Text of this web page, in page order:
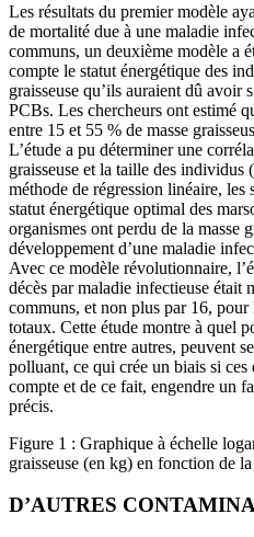
Les résultats du premier modèle
de mortalité due à une maladie
communs, un deuxième modèle a
compte le statut énergétique des
graisseuse qu’ils auraient dû avoir
PCBs. Les chercheurs ont estimé
entre 15 et 55 % de masse
L’étude a pu déterminer une
graisseuse et la taille des
méthode de régression linéaire,
statut énergétique optimal des
organismes ont perdu de la masse
développement d’une maladie
Avec ce modèle révolutionnaire,
décès par maladie infectieuse était
communs, et non plus par 16,
totaux. Cette étude montre à quel
énergétique entre autres, peuvent
polluant, ce qui crée un biais si ces
compte et de ce fait, engendre un
précis.
Figure 1 : Graphique à échelle
graisseuse (en kg) en fonction de
D’AUTRES